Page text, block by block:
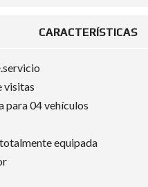
CARACTERÍSTICAS
visitas
para 04 vehículos
equipada